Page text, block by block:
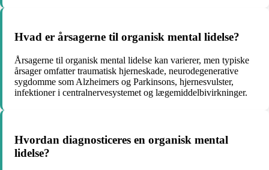
Hvad er årsagerne til organisk mental lidelse?
Årsagerne til organisk mental lidelse kan varierer, men typiske
årsager omfatter traumatisk hjerneskade, neurodegenerative
sygdomme som Alzheimers og Parkinsons, hjernesvulster,
infektioner i centralnervesystemet og lægemiddelbivirkninger.
Hvordan diagnosticeres en organisk mental
lidelse?